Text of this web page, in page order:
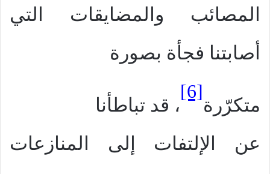
المصائب والمضايقات التي
أصابتنا فجأة بصورة
متكرّرة
[6]
، قد تباطأنا
عن الإلتفات إلى المنازعات